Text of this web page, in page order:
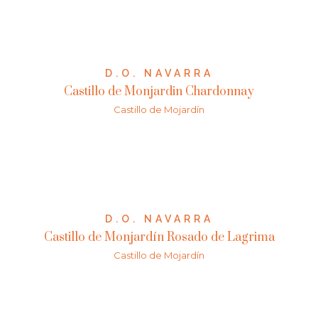
D.O. NAVARRA
Castillo de Monjardin Chardonnay
Castillo de Mojardín
D.O. NAVARRA
Castillo de Monjardín Rosado de Lagrima
Castillo de Mojardín